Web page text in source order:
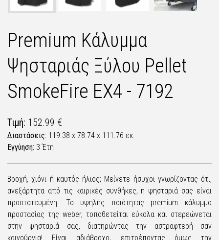
Premium Κάλυμμα
Ψησταριάς Ξύλου Pellet
SmokeFire EX4 - 7192
Τιμή: 152.99 €
Διαστάσεις: 119.38 x 78.74 x 111.76 εκ.
Εγγύηση: 3 Έτη
Βροχή, χιόνι ή καυτός ήλιος; Μείνετε ήσυχοι γνωρίζοντας ότι,
ανεξάρτητα από τις καιρικές συνθήκες, η ψησταριά σας είναι
προστατευμένη. Το υψηλής ποιότητας premium κάλυμμα
προστασίας της weber, τοποθετείται εύκολα και στερεώνεται
στην ψησταριά σας, διατηρώντας την αστραφτερή σαν
καινούργια! Είναι αδιάβροχο, επιτρέποντας όμως την